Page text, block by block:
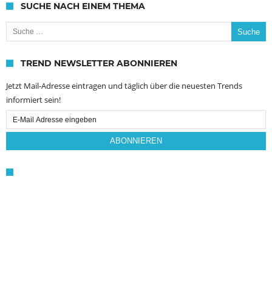
SUCHE NACH EINEM THEMA
Suche nach:
TREND NEWSLETTER ABONNIEREN
Jetzt Mail-Adresse eintragen und täglich über die neuesten Trends
informiert sein!
Email
Subscription
ABONNIEREN